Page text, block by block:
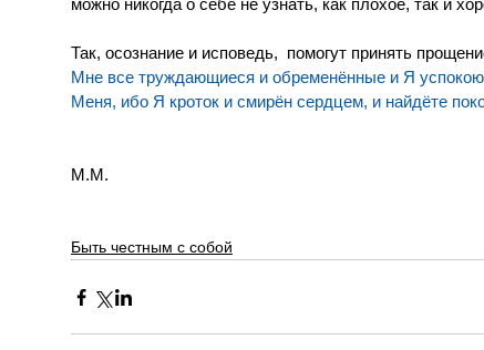
можно никогда о себе не узнать, как плохое, так и
Так, осознание и исповедь,  помогут принять
Мне все труждающиеся и обременённые и Я успокою
Меня, ибо Я кроток и смирён сердцем, и найдёте
М.М.
Быть честным с собой